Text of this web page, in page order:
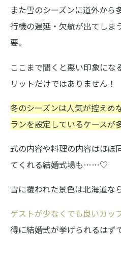
また雪のシーズンに道外から
行機の遅延・欠航が出てしま
要。
ここまで聞くと悪い印象にな
リットだけではありません！
冬のシーズンは人気が控えめ
ランを設定しているケースが
式の内容や料理の内容はほぼ
てくれる結婚式場も……♡
雪に覆われた景色は北海道な
ゲストが少なくても良いカッ
得に結婚式が挙げられるはず